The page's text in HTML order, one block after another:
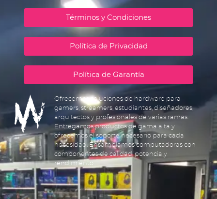
Términos y Condiciones
Política de Privacidad
Política de Garantía
Ofrecemos soluciones de hardware para
gamers, streamers, estudiantes, diseñadores,
arquitectos y profesionales de varias ramas.
Entregamos productos de gama alta y
ofrecemos el soporte necesario para cada
necesidad. Ensamblamos computadoras con
componentes de calidad, potencia y
rendimiento.